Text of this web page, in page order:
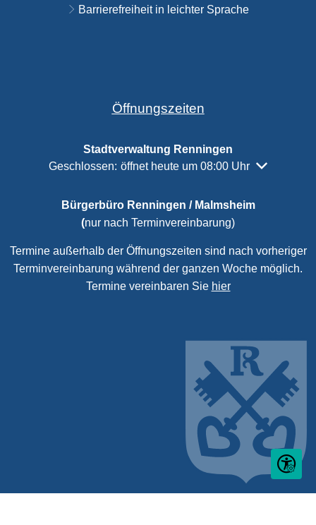
Barrierefreiheit in leichter Sprache
Öffnungszeiten
Stadtverwaltung Renningen
Klicken, um weitere Öffnungs- oder Schließzeiten
Geschlossen: öffnet heute um 08:00 Uhr
Bürgerbüro Renningen / Malmsheim
(nur nach Terminvereinbarung)
Termine außerhalb der Öffnungszeiten sind nach vorheriger
Terminvereinbarung während der ganzen Woche möglich.
Termine vereinbaren Sie hier
Seite